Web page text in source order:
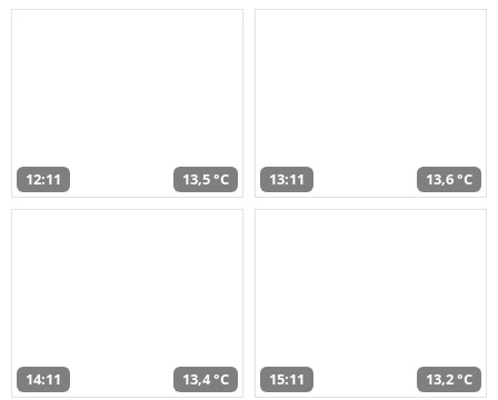
12:11 13,5 °C 13:11 13,6 °C
14:11 13,4 °C 15:11 13,2 °C